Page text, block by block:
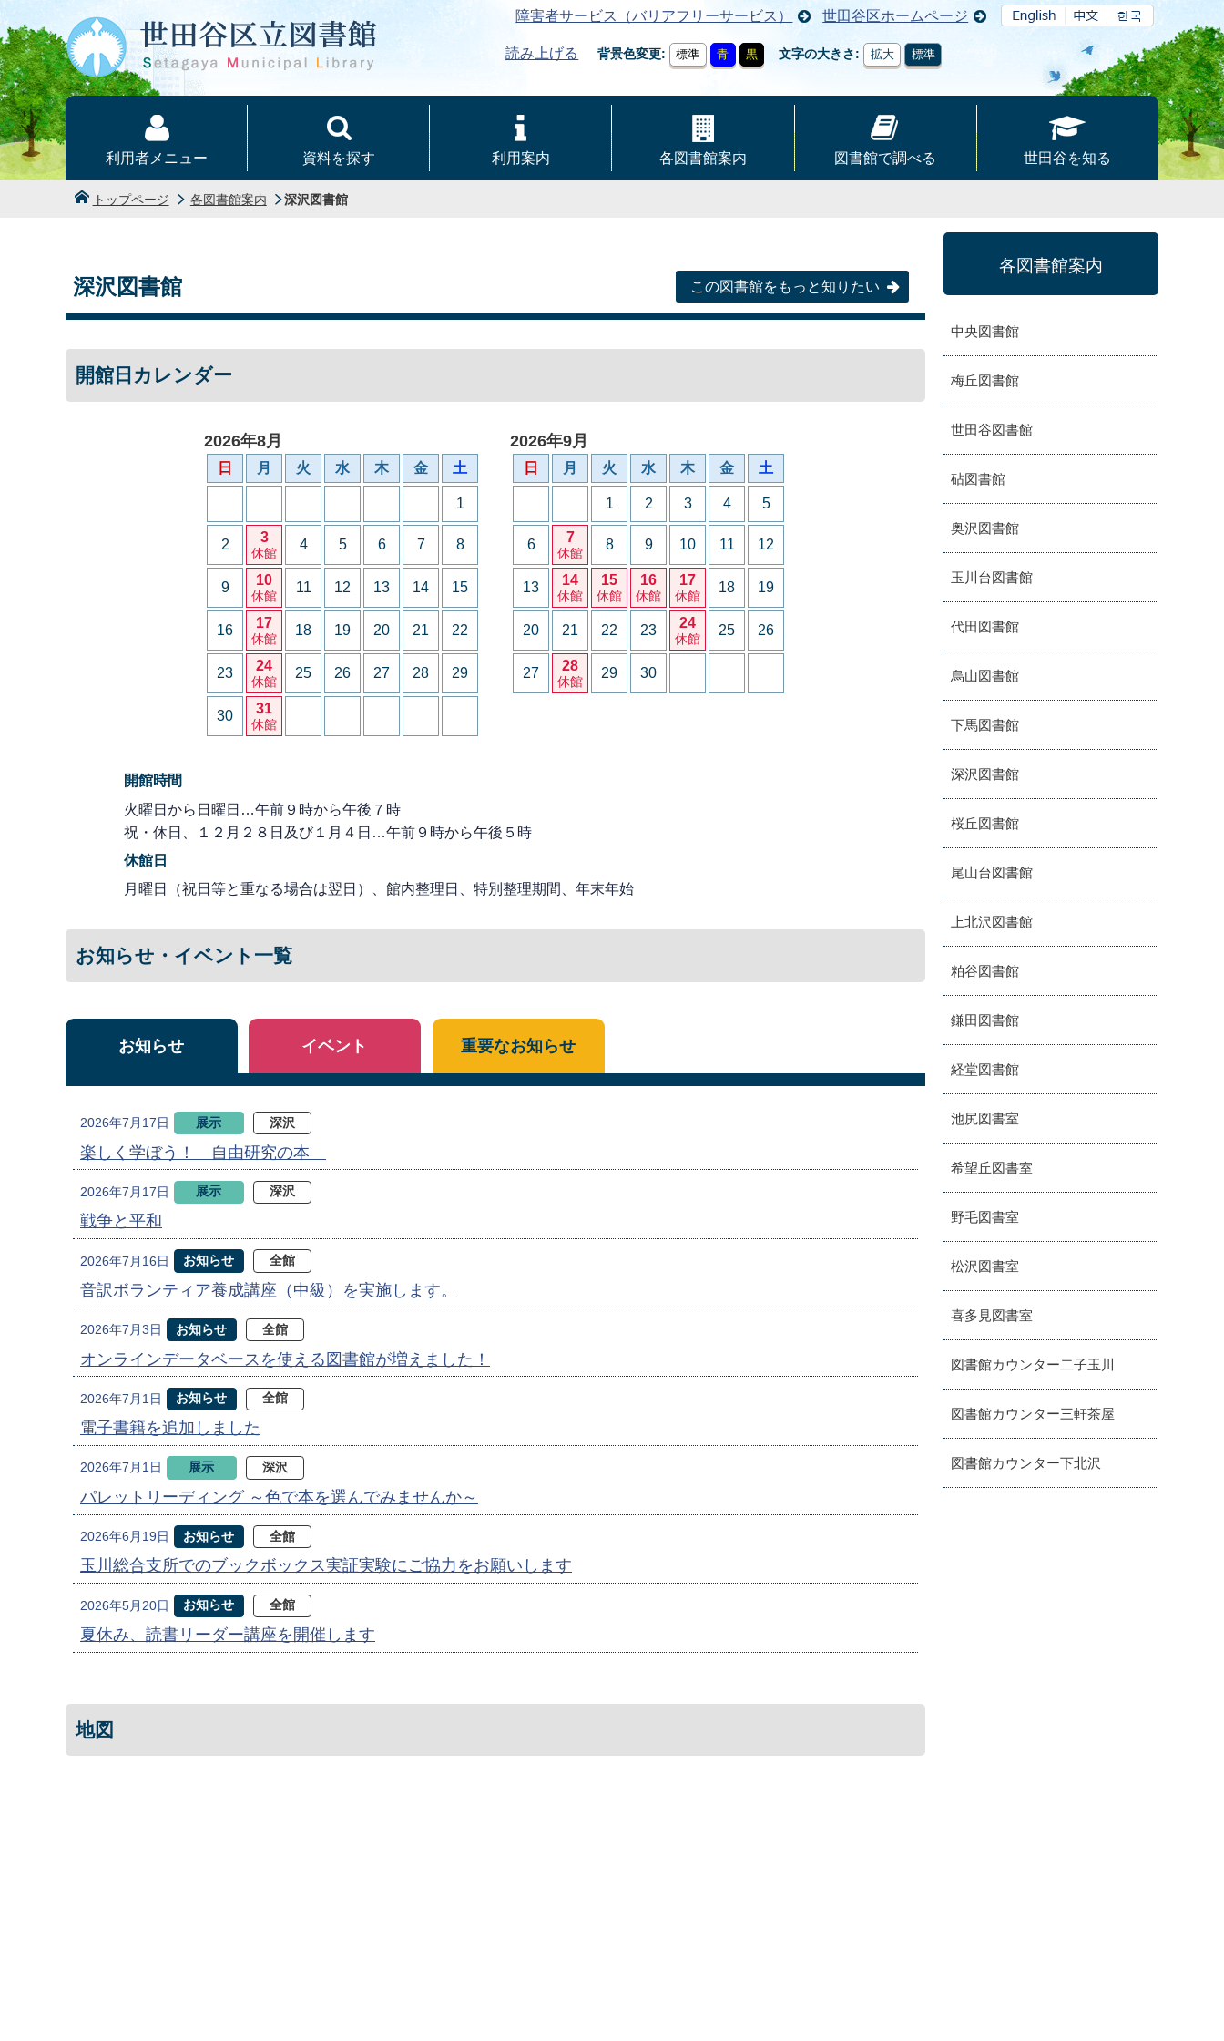
本文へ
障害者サービス（バリアフリーサービス） 世田谷区ホームページ
読み上げる 背景色変更 標準 青 黒 文字の大きさ 拡大 標準
利用者メニュー 資料を探す 利用案内 各図書館案内 図書館で調べる 世田谷を知る
トップページ 各図書館案内 深沢図書館
深沢図書館 この図書館をもっと知りたい
開館日カレンダー
2026年8月
日 月 火 水 木 金 土
1
2 3
休館
4 5 6 7 8
9 10
休館
11 12 13 14 15
16 17
休館
18 19 20 21 22
23 24
休館
25 26 27 28 29
30 31
休館
2026年9月
日 月 火 水 木 金 土
1 2 3 4 5
6 7
休館
8 9 10 11 12
13 14
休館
15
休館
16
休館
17
休館
18 19
20 21 22 23 24
休館
25 26
27 28
休館
29 30
開館時間
火曜日から日曜日…午前９時から午後７時
祝・休日、１２月２８日及び１月４日…午前９時から午後５時
休館日
月曜日（祝日等と重なる場合は翌日）、館内整理日、特別整理期間、年末年始
お知らせ・イベント一覧
お知らせ
2026年7月17日 展示 深沢
楽しく学ぼう！ 自由研究の本
2026年7月17日 展示 深沢
戦争と平和
2026年7月16日 お知らせ 全館
音訳ボランティア養成講座（中級）を実施します。
2026年7月3日 お知らせ 全館
オンラインデータベースを使える図書館が増えました！
2026年7月1日 お知らせ 全館
電子書籍を追加しました
2026年7月1日 展示 深沢
パレットリーディング ～色で本を選んでみませんか～
2026年6月19日 お知らせ 全館
玉川総合支所でのブックボックス実証実験にご協力をお願いします
2026年5月20日 お知らせ 全館
夏休み、読書リーダー講座を開催します
イベント 重要なお知らせ
地図
各図書館案内
中央図書館
梅丘図書館
世田谷図書館
砧図書館
奥沢図書館
玉川台図書館
代田図書館
烏山図書館
下馬図書館
深沢図書館
桜丘図書館
尾山台図書館
上北沢図書館
粕谷図書館
鎌田図書館
経堂図書館
池尻図書室
希望丘図書室
野毛図書室
松沢図書室
喜多見図書室
図書館カウンター二子玉川
図書館カウンター三軒茶屋
図書館カウンター下北沢